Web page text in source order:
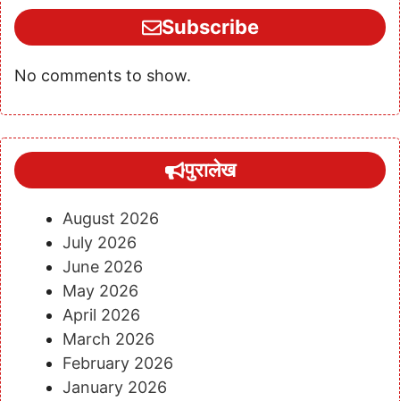
Subscribe
No comments to show.
पुरालेख
August 2026
July 2026
June 2026
May 2026
April 2026
March 2026
February 2026
January 2026